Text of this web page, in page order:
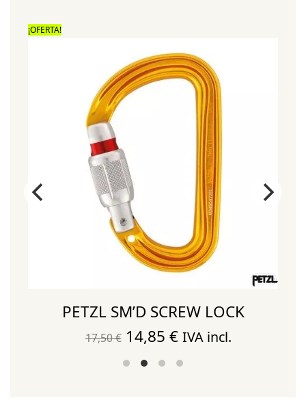
¡OFERTA!
PETZL SM’D SCREW LOCK
17,50€ El
precio
14,85 €El
precio
IVA incl.